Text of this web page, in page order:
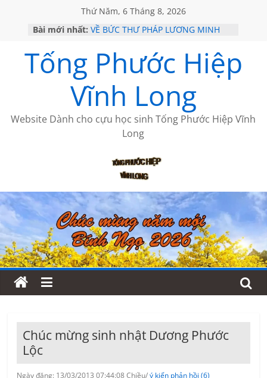
Thứ Năm, 6 Tháng 8, 2026
Bài mới nhất: VỀ BỨC THƯ PHÁP LƯƠNG MINH
HỌC SỬ HỒI XƯA
MỘT ĐỜI ĐI QUA NHỮNG TRANG
SÁCH
BẤT CHỢT CỦA CHÂU LỆ DUNG
CÀ PHÊ NGẮM NÚI
Tống Phước Hiệp
Vĩnh Long
Website Dành cho cựu học sinh Tống Phước Hiệp Vĩnh
Long
Chúc mừng sinh nhật Dương Phước
Lộc
Ngày đăng: 13/03/2013 07:44:08 Chiều/ý kiến phản hồi (6)